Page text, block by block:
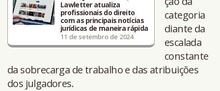
Lawletter atualiza
profissionais do direito
com as principais notícias
jurídicas de maneira rápida
11 de setembro de 2024
categoria
diante da
escalada
constante
da sobrecarga de trabalho e das atribuições
dos julgadores.